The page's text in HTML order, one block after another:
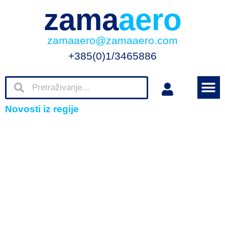
zamaaero
zamaaero@zamaaero.com
+385(0)1/3465886
Novosti iz regije